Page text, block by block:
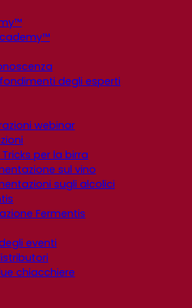
degli esperti
webinar
per la birra
sul vino
sugli alcolici
Fermentis
eventi
chiacchiere